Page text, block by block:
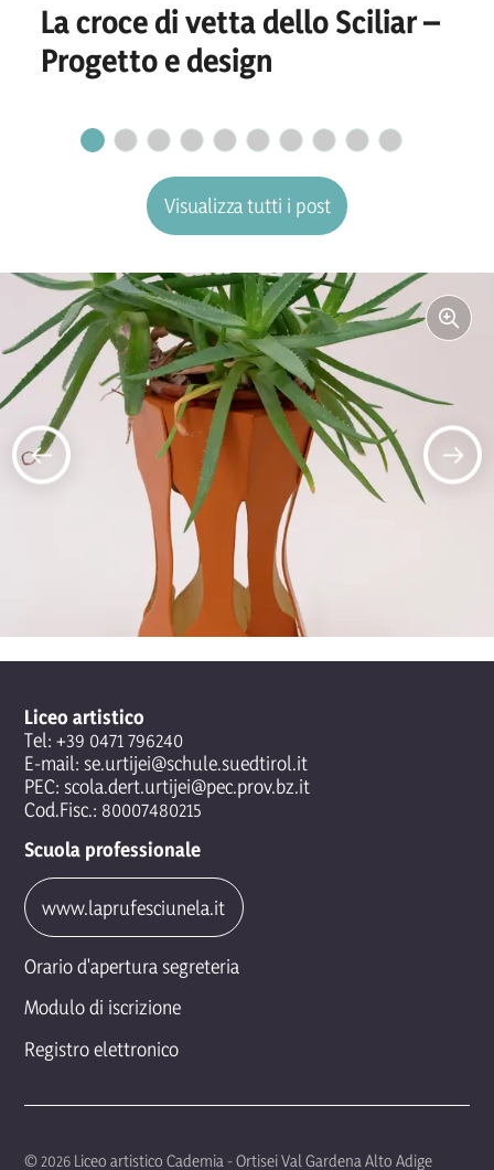
La croce di vetta dello Sciliar –
Progetto e design
Visualizza tutti i post
Liceo artistico
Tel: +39 0471 796240
E-mail: se.urtijei@schule.suedtirol.it
PEC: scola.dert.urtijei@pec.prov.bz.it
Cod.Fisc.: 80007480215
Scuola professionale
www.laprufesciunela.it
Orario d'apertura segreteria
Modulo di iscrizione
Registro elettronico
© 2026 Liceo artistico Cademia - Ortisei Val Gardena Alto Adige